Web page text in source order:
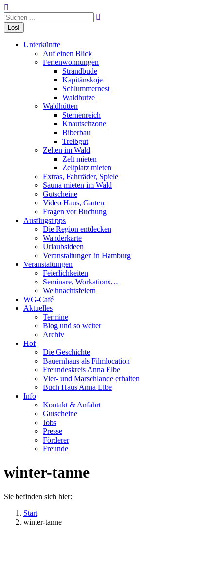
Search:
Unterkünfte
Auf einen Blick
Ferienwohnungen
Strandbude
Kapitänskoje
Schlummernest
Waldbutze
Waldhütten
Sternenreich
Knautschzone
Biberbau
Treibgut
Zelten im Wald
Zelt mieten
Zeltplatz mieten
Extras, Fahrräder, Spiele
Sauna mieten im Wald
Gutscheine
Video Haus, Garten
Fragen vor Buchung
Ausflugstipps
Die Region entdecken
Wanderkarte
Urlaubsideen
Veranstaltungen in Hamburg
Veranstaltungen
Feierlichkeiten
Seminare, Workations…
Weihnachtsfeiern
WG-Café
Aktuelles
Termine
Blog und so weiter
Archiv
Hof
Die Geschichte
Bauernhaus als Filmlocation
Freundeskreis Anna Elbe
Vier- und Marschlande erhalten
Buch Haus Anna Elbe
Info
Kontakt & Anfahrt
Gutscheine
Jobs
Presse
Förderer
Freunde
winter-tanne
Sie befinden sich hier:
Start
winter-tanne